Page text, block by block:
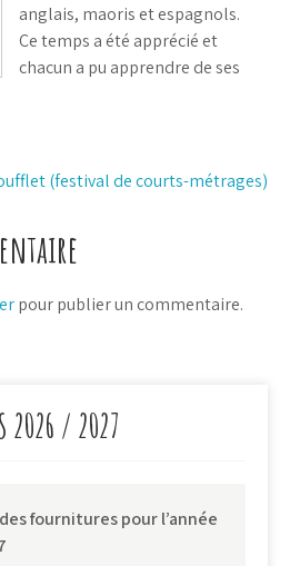
anglais, maoris et espagnols.
Ce temps a été apprécié et
chacun a pu apprendre de ses
(festival de courts-métrages)
pour publier un commentaire.
2026 / 2027
fournitures pour l’année